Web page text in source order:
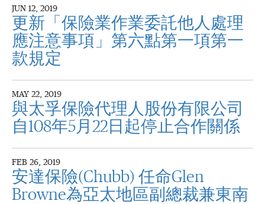
JUN 12, 2019
更新「保險業作業委託他人處理
應注意事項」第六點第一項第一
款規定
MAY 22, 2019
與太孚保險代理人股份有限公司
自108年5月22日起停止合作關係
FEB 26, 2019
安達保險(Chubb) 任命Glen
Browne為亞太地區副總裁兼東南